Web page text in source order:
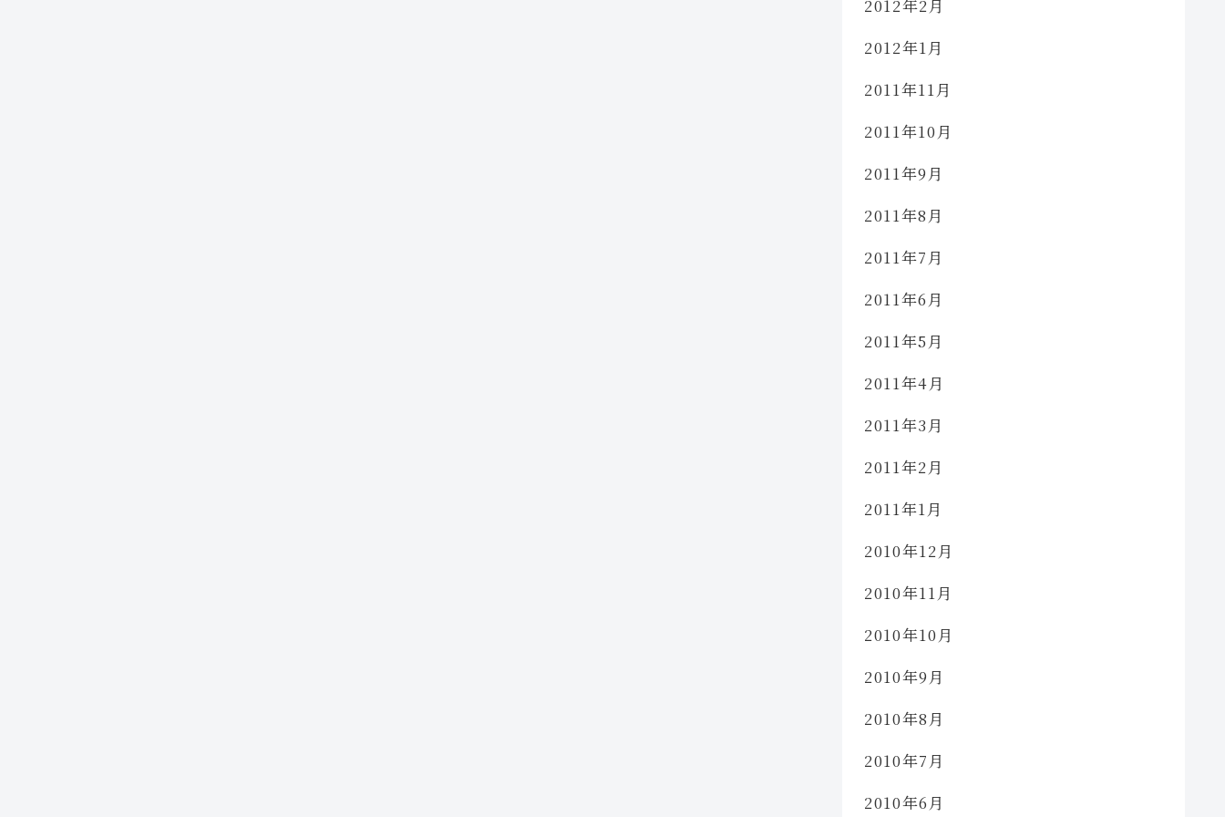
2012年2月
2012年1月
2011年11月
2011年10月
2011年9月
2011年8月
2011年7月
2011年6月
2011年5月
2011年4月
2011年3月
2011年2月
2011年1月
2010年12月
2010年11月
2010年10月
2010年9月
2010年8月
2010年7月
2010年6月